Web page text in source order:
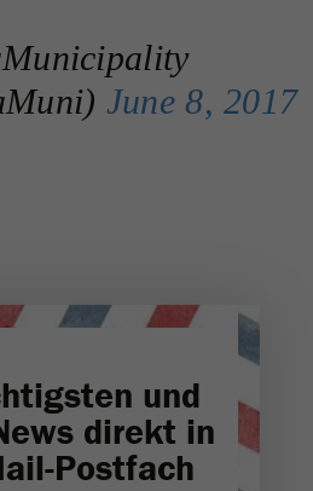
June 8, 2017
und
direkt in
Postfach